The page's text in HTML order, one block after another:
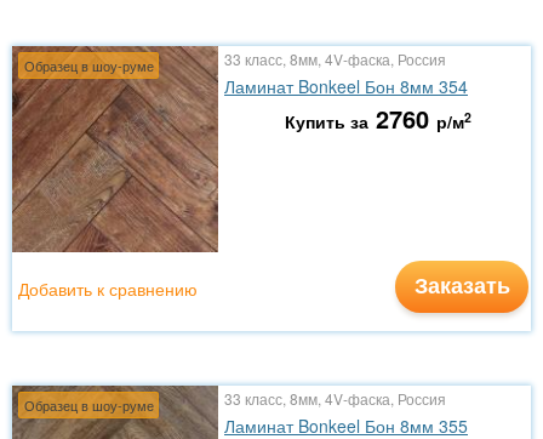
Образец в шоу-руме 33 класс, 8мм, 4V-фаска, Россия
Ламинат Bonkeel Бон 8мм 354
Купить за 2760 р/м2
Заказать
Добавить к сравнению
Образец в шоу-руме 33 класс, 8мм, 4V-фаска, Россия
Ламинат Bonkeel Бон 8мм 355